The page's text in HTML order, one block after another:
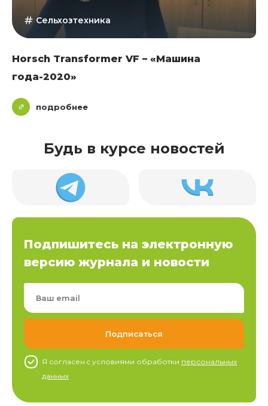
Сельхозтехника
Horsch Transformer VF – «Машина
года-2020»
подробнее
Будь в курсе новостей
Подпишитесь на электронную
версию журнала и новости
Я согласен c условиями обработки персональных
данных